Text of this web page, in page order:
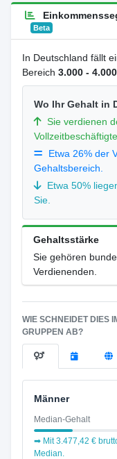
Beta
In Deutschland fällt
Bereich 3.000 -
Wo Ihr Gehalt in
Sie verdienen
Etwa 26% der
Gehaltsbereich.
Etwa 50%
Sie.
Gehaltsstärke
Sie gehören
Verdienenden.
WIE SCHNEIDET DIES
GRUPPEN AB?
Männer
Median-Gehalt
➡ Mit 3.477,42 €
Median.